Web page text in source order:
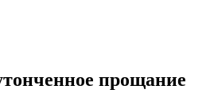
прощание